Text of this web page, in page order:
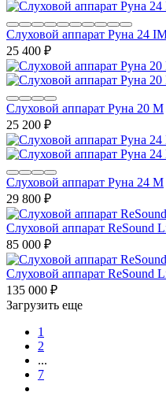
Слуховой аппарат Руна 24
25 400 ₽
Слуховой аппарат Руна 20 M
25 200 ₽
Слуховой аппарат Руна 24 M
29 800 ₽
Слуховой аппарат ReSound
85 000 ₽
Слуховой аппарат ReSound
135 000 ₽
Загрузить еще
1
2
...
7